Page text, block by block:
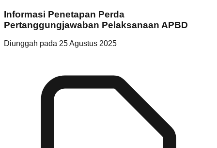
Informasi Penetapan Perda
Pertanggungjawaban Pelaksanaan APBD
Diunggah pada 25 Agustus 2025